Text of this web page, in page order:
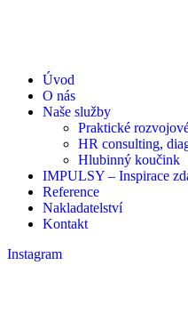
Úvod
O nás
Naše služby
Praktické
HR consulting,
Hlubinný koučink
IMPULSY – Inspirace
Reference
Nakladatelství
Kontakt
Instagram